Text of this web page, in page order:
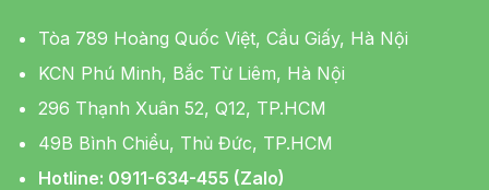
Tòa 789 Hoàng Quốc Việt, Cầu Giấy, Hà Nội
KCN Phú Minh, Bắc Từ Liêm, Hà Nội
296 Thạnh Xuân 52, Q12, TP.HCM
49B Bình Chiểu, Thủ Đức, TP.HCM
Hotline: 0911-634-455 (Zalo)